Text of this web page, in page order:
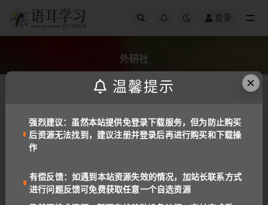
登录
外研社
中文 儿童读物
941 免费
×
温馨提示
强烈建议：虽然本站提供免登录下载服务，但为防止购买
后资源无法找到，建议注册并登录后再进行购买和下载操
作
有偿反馈：如遇到本站资源失效的情况，加站长联系方式
进行问题反馈可免费获取任意一个自选资源